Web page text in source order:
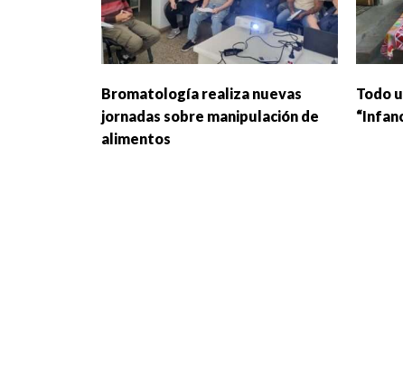
Bromatología realiza nuevas
jornadas sobre manipulación de
alimentos
Todo